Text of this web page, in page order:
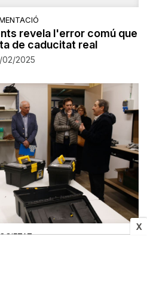
X
revela l'error comú que
de caducitat real
02/2025